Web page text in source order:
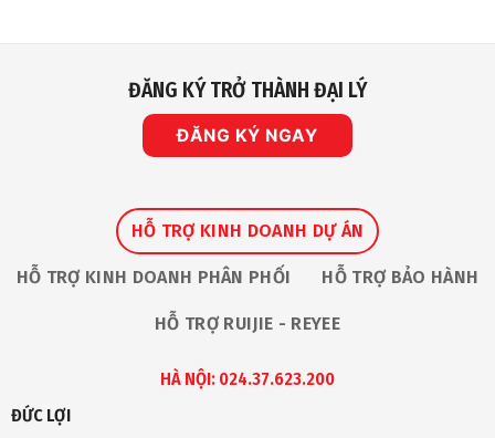
ĐĂNG KÝ TRỞ THÀNH ĐẠI LÝ
ĐĂNG KÝ NGAY
HỖ TRỢ KINH DOANH DỰ ÁN
HỖ TRỢ KINH DOANH PHÂN PHỐI HỖ TRỢ BẢO HÀNH
HỖ TRỢ RUIJIE - REYEE
HÀ NỘI: 024.37.623.200
ĐỨC LỢI